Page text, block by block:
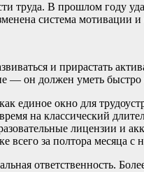
В прошлом году
система мотивации и
и прирастать
— он должен уметь
единое окно для
на классический
лицензии и
всего за полтора месяца с
ответственность.